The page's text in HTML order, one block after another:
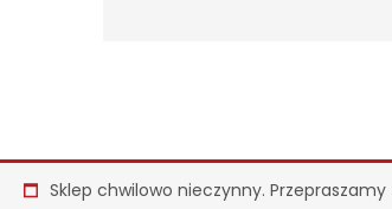
Sklep chwilowo nieczynny.